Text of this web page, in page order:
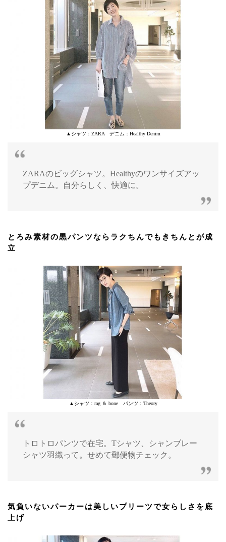
▲シャツ：ZARA デニム：Healthy Denim
ZARAのビッグシャツ。Healthyのワンサイズアッ
プデニム。自分らしく、快適に。
とろみ素材の黒パンツならラクちんでもきちんとが成
立
▲シャツ：rag ＆ bone パンツ：Theory
トロトロパンツで在宅。Tシャツ、シャンブレー
シャツ羽織って。せめて郵便物チェック。
気負いないパーカーは美しいプリーツで女らしさを底
上げ